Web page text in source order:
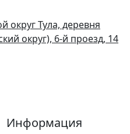
округ Тула, деревня
округ), 6-й проезд, 14
Информация